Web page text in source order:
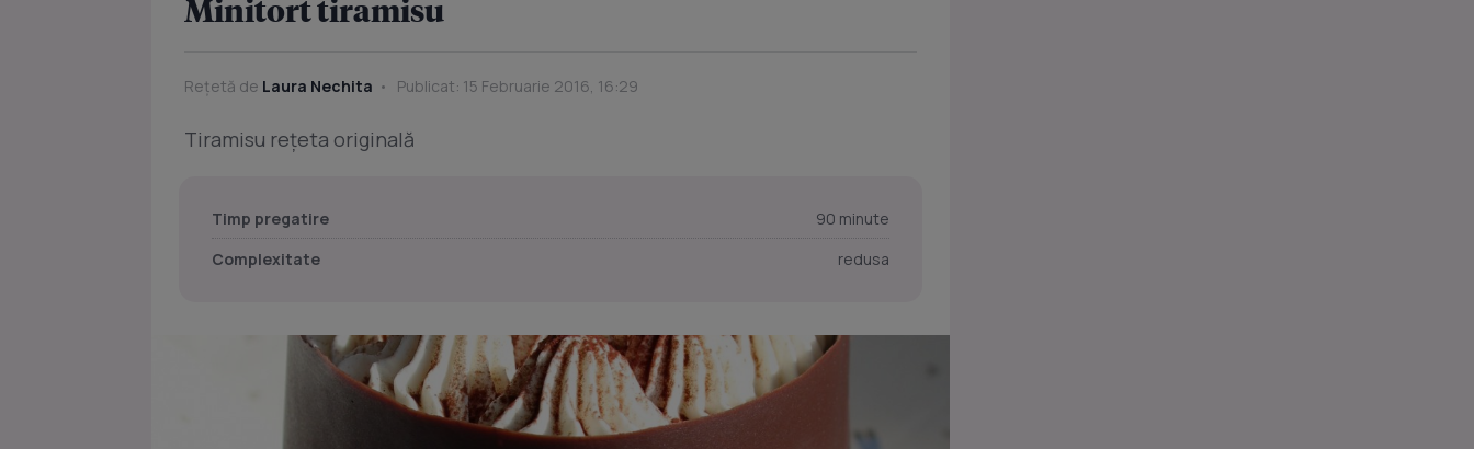
Minitort tiramisu
Rețetă de Laura Nechita Publicat: 15 Februarie 2016, 16:29
Tiramisu rețeta originală
Timp pregatire
90 minute
Complexitate
redusa